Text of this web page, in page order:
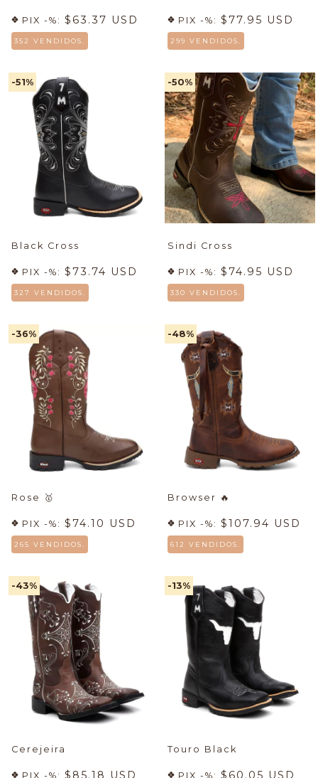
PIX -%: $63.37 USD
352 VENDIDOS.
PIX -%: $77.95 USD
299 VENDIDOS.
-51%
Black Cross
PIX -%: $73.74 USD
327 VENDIDOS.
-50%
Sindi Cross
PIX -%: $74.95 USD
330 VENDIDOS.
-36%
Rose 🥇
PIX -%: $74.10 USD
265 VENDIDOS.
-48%
Browser 🔥
PIX -%: $107.94 USD
612 VENDIDOS.
-43%
Cerejeira
PIX -%: $85.18 USD
-13%
Touro Black
PIX -%: $60.05 USD